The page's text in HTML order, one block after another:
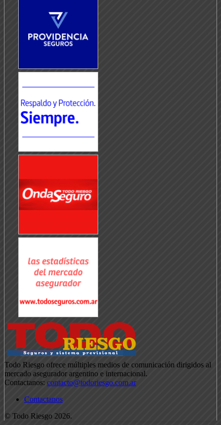
Todo Riesgo ofrece múltiples medios de comunicación dirigidos al
mercado asegurador argentino e internacional.
Contactanos: contacto@todoriesgo.com.ar
Contactanos
© Todo Riesgo 2026.